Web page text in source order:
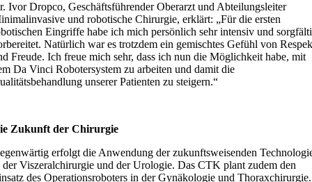
Ivor Dropco, Geschäftsführender Oberarzt und Abteilungsleiter
und robotische Chirurgie, erklärt: „Für die ersten
Eingriffe habe ich mich persönlich sehr intensiv und
Natürlich war es trotzdem ein gemischtes Gefühl von
Freude. Ich freue mich sehr, dass ich nun die Möglichkeit habe, mit
Da Vinci Robotersystem zu arbeiten und damit die
unserer Patienten zu steigern.“
Zukunft der Chirurgie
erfolgt die Anwendung der zukunftsweisenden
der Viszeralchirurgie und der Urologie. Das CTK plant zudem den
des Operationsroboters in der Gynäkologie und Thoraxchirurgie.